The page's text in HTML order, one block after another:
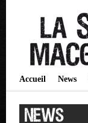
Accueil News